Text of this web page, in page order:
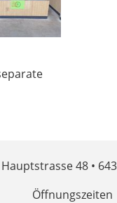
48 •
Öffnungszeiten